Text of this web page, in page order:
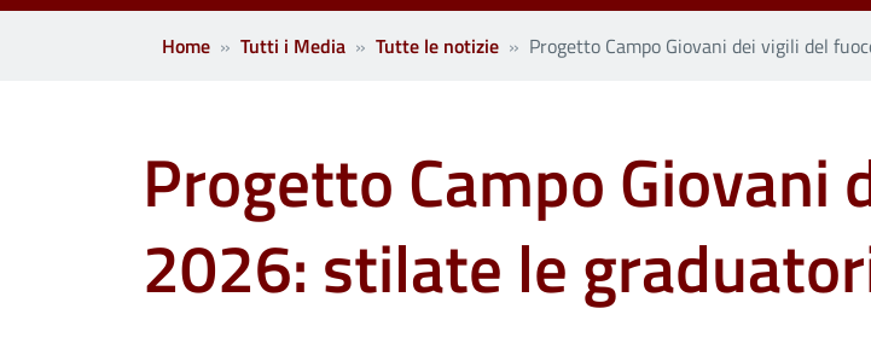
Home Tutti i Media Tutte le notizie Progetto Campo Giovani dei vigili del
Progetto Campo Giovani
2026: stilate le